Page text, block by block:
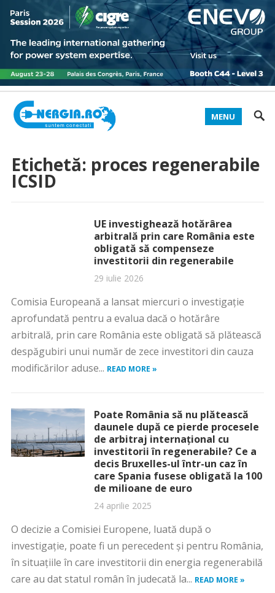
MENU
Etichetă: proces regenerabile
ICSID
UE investighează hotărârea
arbitrală prin care România este
obligată să compenseze
investitorii din regenerabile
29 iulie 2026
Comisia Europeană a lansat miercuri o investigaţie
aprofundată pentru a evalua dacă o hotărâre
arbitrală, prin care România este obligată să plătească
despăgubiri unui număr de zece investitori din cauza
modificărilor aduse... READ MORE »
Poate România să nu plătească
daunele după ce pierde procesele
de arbitraj internațional cu
investitorii în regenerabile? Ce a
decis Bruxelles-ul într-un caz în
care Spania fusese obligată la 100
de milioane de euro
24 aprilie 2025
O decizie a Comisiei Europene, luată după o
investigație, poate fi un perecedent și pentru România,
în situațiile în care investitorii din energia regenerabilă
care au dat statul român în judecată la... READ MORE »